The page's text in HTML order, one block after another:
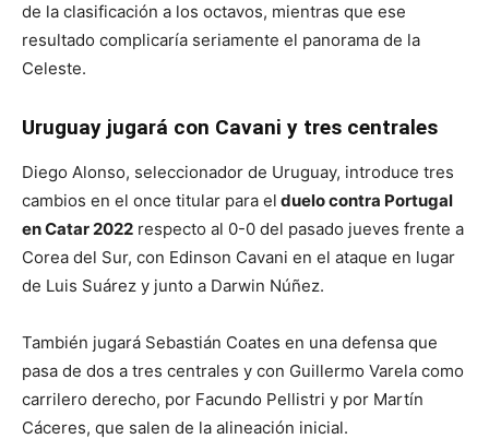
de la clasificación a los octavos, mientras que ese
resultado complicaría seriamente el panorama de la
Celeste.
Uruguay jugará con Cavani y tres centrales
Diego Alonso, seleccionador de Uruguay, introduce tres
cambios en el once titular para el duelo contra Portugal
en Catar 2022 respecto al 0-0 del pasado jueves frente a
Corea del Sur, con Edinson Cavani en el ataque en lugar
de Luis Suárez y junto a Darwin Núñez.
También jugará Sebastián Coates en una defensa que
pasa de dos a tres centrales y con Guillermo Varela como
carrilero derecho, por Facundo Pellistri y por Martín
Cáceres, que salen de la alineación inicial.